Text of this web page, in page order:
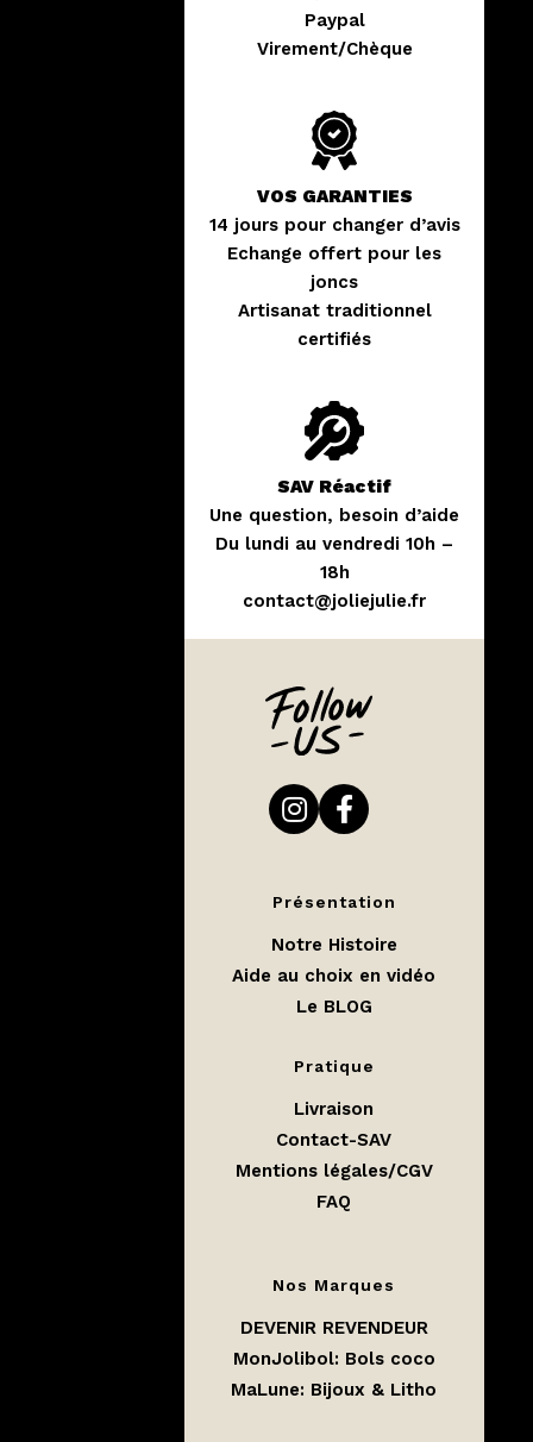
Paypal
Virement/Chèque
VOS GARANTIES
14 jours pour changer d’avis
Echange offert pour les
joncs
Artisanat traditionnel
certifiés
SAV Réactif
Une question, besoin d’aide
Du lundi au vendredi 10h –
18h
contact@joliejulie.fr
Présentation
Notre Histoire
Aide au choix en vidéo
Le BLOG
Pratique
Livraison
Contact-SAV
Mentions légales/CGV
FAQ
Nos Marques
DEVENIR REVENDEUR
MonJolibol: Bols coco
MaLune: Bijoux & Litho